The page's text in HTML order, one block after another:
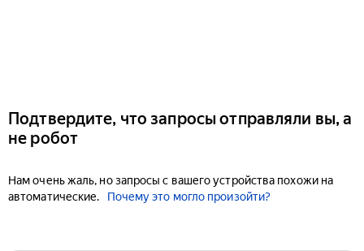
Подтвердите, что запросы отправляли вы, а
не робот
Нам очень жаль, но запросы с вашего устройства похожи на
автоматические.
Почему это могло произойти?